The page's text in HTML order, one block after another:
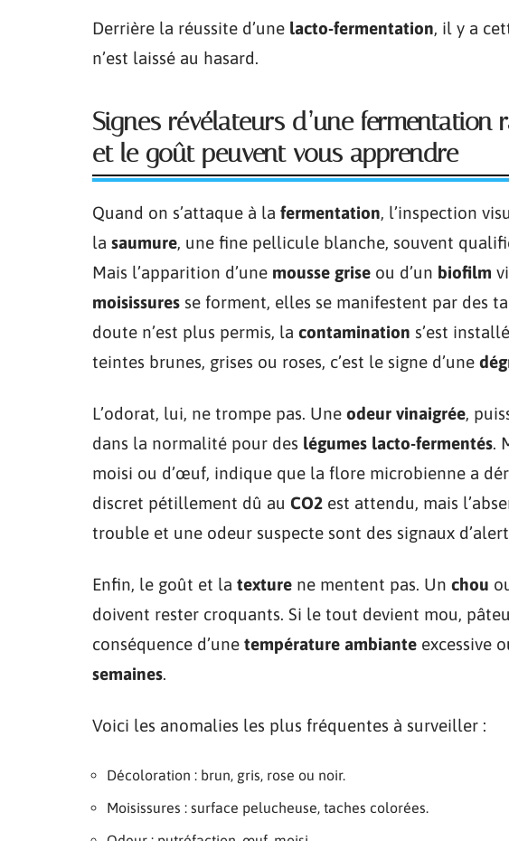
Derrière la réussite d’une lacto-fermentation, il y a
n’est laissé au hasard.
Signes révélateurs d’une fermentation
et le goût peuvent vous apprendre
Quand on s’attaque à la fermentation, l’inspection
la saumure, une fine pellicule blanche, souvent
Mais l’apparition d’une mousse grise ou d’un biofilm
moisissures se forment, elles se manifestent par des
doute n’est plus permis, la contamination s’est
teintes brunes, grises ou roses, c’est le signe d’une
L’odorat, lui, ne trompe pas. Une odeur vinaigrée,
dans la normalité pour des légumes lacto-fermentés.
moisi ou d’œuf, indique que la flore microbienne a
discret pétillement dû au CO2 est attendu, mais
trouble et une odeur suspecte sont des signaux
Enfin, le goût et la texture ne mentent pas. Un chou
doivent rester croquants. Si le tout devient mou,
conséquence d’une température ambiante excessive
semaines.
Voici les anomalies les plus fréquentes à surveiller :
Décoloration : brun, gris, rose ou noir.
Moisissures : surface pelucheuse, taches colorées.